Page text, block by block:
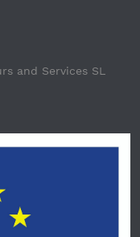
and Services SL